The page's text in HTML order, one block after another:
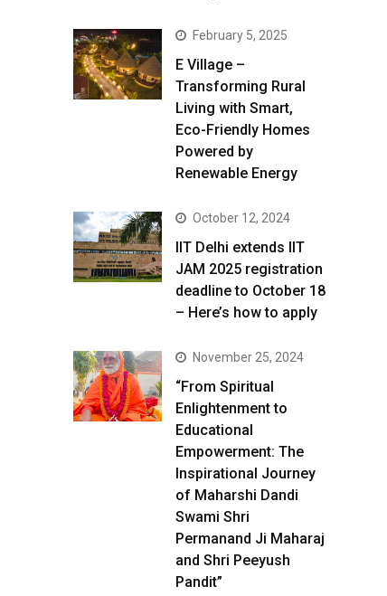
February 5, 2025
E Village –
Transforming Rural
Living with Smart,
Eco-Friendly Homes
Powered by
Renewable Energy
October 12, 2024
IIT Delhi extends IIT
JAM 2025 registration
deadline to October 18
– Here’s how to apply
November 25, 2024
“From Spiritual
Enlightenment to
Educational
Empowerment: The
Inspirational Journey
of Maharshi Dandi
Swami Shri
Permanand Ji Maharaj
and Shri Peeyush
Pandit”